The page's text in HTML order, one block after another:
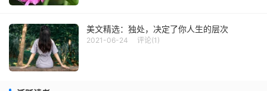
美文精选：独处，决定了你人生的层次
2021-06-24 评论(1)